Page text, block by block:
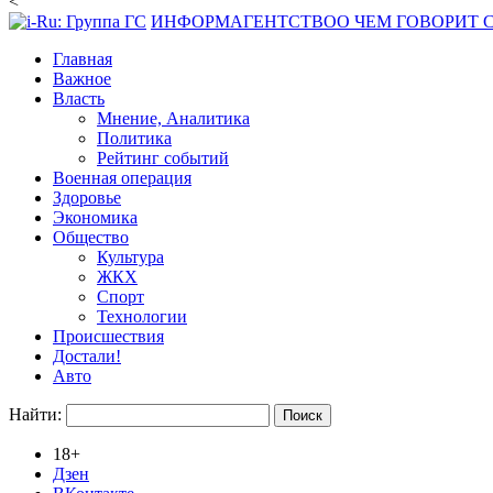
ИНФОРМАГЕНТСТВОО ЧЕМ ГОВОРИТ
Главная
Важное
Власть
Мнение, Аналитика
Политика
Рейтинг событий
Военная операция
Здоровье
Экономика
Общество
Культура
ЖКХ
Спорт
Технологии
Происшествия
Достали!
Авто
Найти:
18+
Дзен